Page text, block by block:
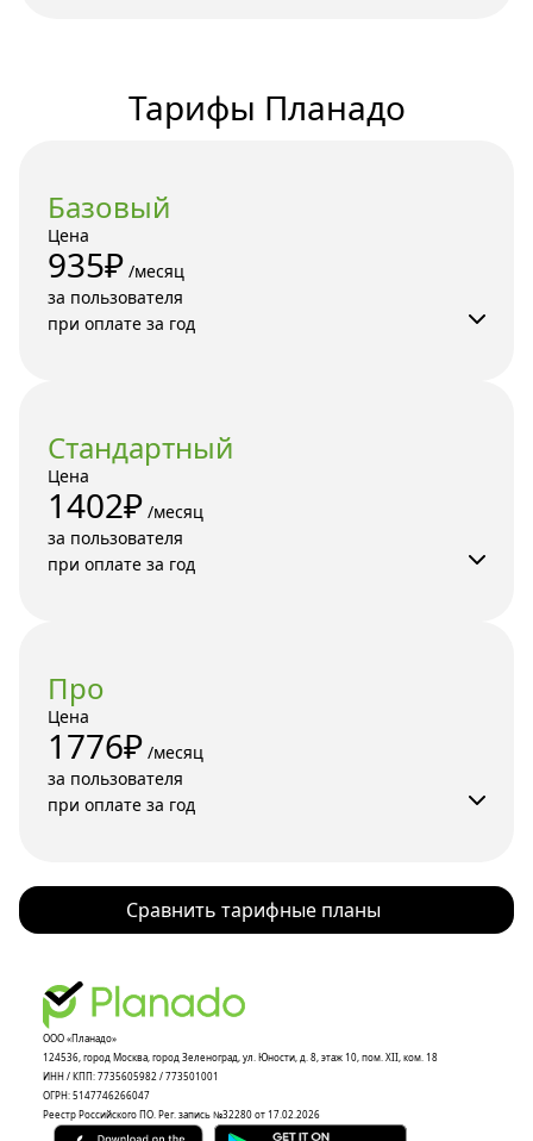
Тарифы Планадо
Базовый
Цена
935₽ /месяц
за пользователя
при оплате за год
Стандартный
Цена
1402₽ /месяц
за пользователя
при оплате за год
Про
Цена
1776₽ /месяц
за пользователя
при оплате за год
Сравнить тарифные планы
ООО «Планадо»
124536, город Москва, город Зеленоград, ул. Юности, д. 8, этаж 10, пом. XII, ком. 18
ИНН / КПП: 7735605982 / 773501001
ОГРН: 5147746266047
Реестр Российского ПО. Рег. запись №32280 от 17.02.2026